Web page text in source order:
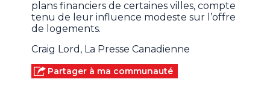
plans financiers de certaines villes, compte
tenu de leur influence modeste sur l’offre
de logements.
Craig Lord, La Presse Canadienne
Partager à ma communauté